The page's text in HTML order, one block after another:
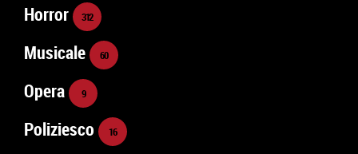
Horror 312
Musicale 60
Opera 9
Poliziesco 16